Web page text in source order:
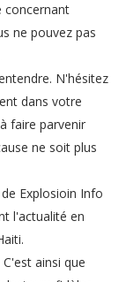
concernant
ne pouvez pas
N'hésitez
dans votre
faire parvenir
ne soit plus
Explosioin Info
l'actualité en
ainsi que